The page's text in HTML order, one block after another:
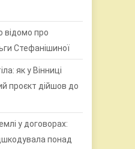
відомо про
Стефанішиної
як у Вінниці
проєкт дійшов до
у договорах:
понад